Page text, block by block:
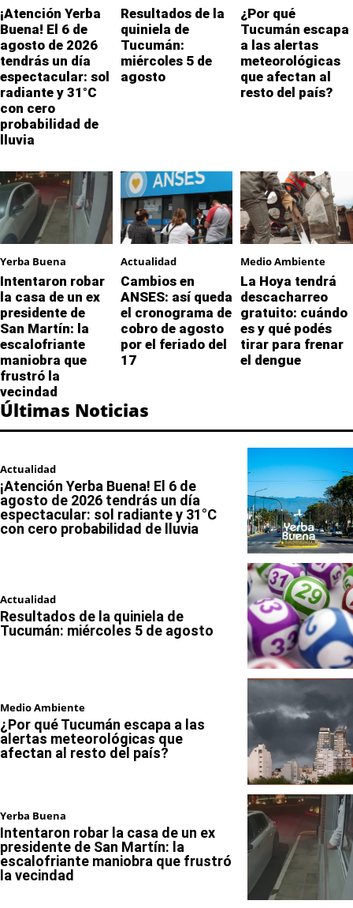
¡Atención Yerba
Buena! El 6 de
agosto de 2026
tendrás un día
espectacular: sol
radiante y 31°C
con cero
probabilidad de
lluvia
Resultados de la
quiniela de
Tucumán:
miércoles 5 de
agosto
¿Por qué
Tucumán escapa
a las alertas
meteorológicas
que afectan al
resto del país?
Yerba Buena
Intentaron robar
la casa de un ex
presidente de
San Martín: la
escalofriante
maniobra que
frustró la
vecindad
Actualidad
Cambios en
ANSES: así queda
el cronograma de
cobro de agosto
por el feriado del
17
Medio Ambiente
La Hoya tendrá
descacharreo
gratuito: cuándo
es y qué podés
tirar para frenar
el dengue
Últimas Noticias
Actualidad
¡Atención Yerba Buena! El 6 de
agosto de 2026 tendrás un día
espectacular: sol radiante y 31°C
con cero probabilidad de lluvia
Actualidad
Resultados de la quiniela de
Tucumán: miércoles 5 de agosto
Medio Ambiente
¿Por qué Tucumán escapa a las
alertas meteorológicas que
afectan al resto del país?
Yerba Buena
Intentaron robar la casa de un ex
presidente de San Martín: la
escalofriante maniobra que frustró
la vecindad